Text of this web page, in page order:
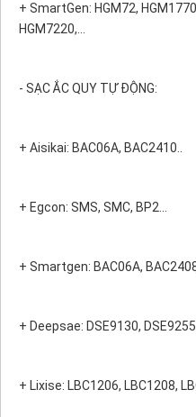
+ SmartGen: HGM72,
HGM7220,...
- SẠC ẮC QUY TỰ ĐỘNG:
+ Aisikai: BAC06A, BAC2410..
+ Egcon: SMS, SMC, BP2…
+ Smartgen: BAC06A,
+ Deepsae: DSE9130,
+ Lixise: LBC1206, LBC1208,